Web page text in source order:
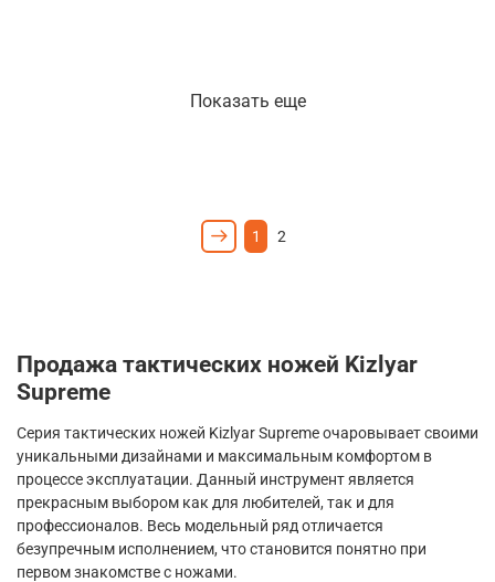
Показать еще
1 2
Продажа тактических ножей Kizlyar
Supreme
Серия тактических ножей KizlyarSupremeочаровывает своими
уникальными дизайнами и максимальным комфортом в
процессе эксплуатации. Данный инструмент является
прекрасным выбором как для любителей, так и для
профессионалов. Весь модельный ряд отличается
безупречным исполнением, что становится понятно при
первом знакомстве с ножами.